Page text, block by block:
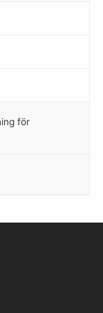
för